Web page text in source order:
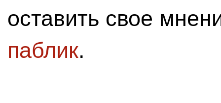
оставить свое
паблик.